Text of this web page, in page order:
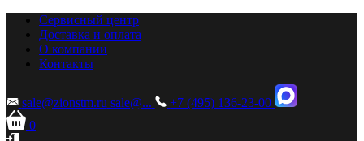
Сервисный центр
Доставка и оплата
О компании
Контакты
sale@zionstm.ru sale@...
+7 (495) 136-23-00
0